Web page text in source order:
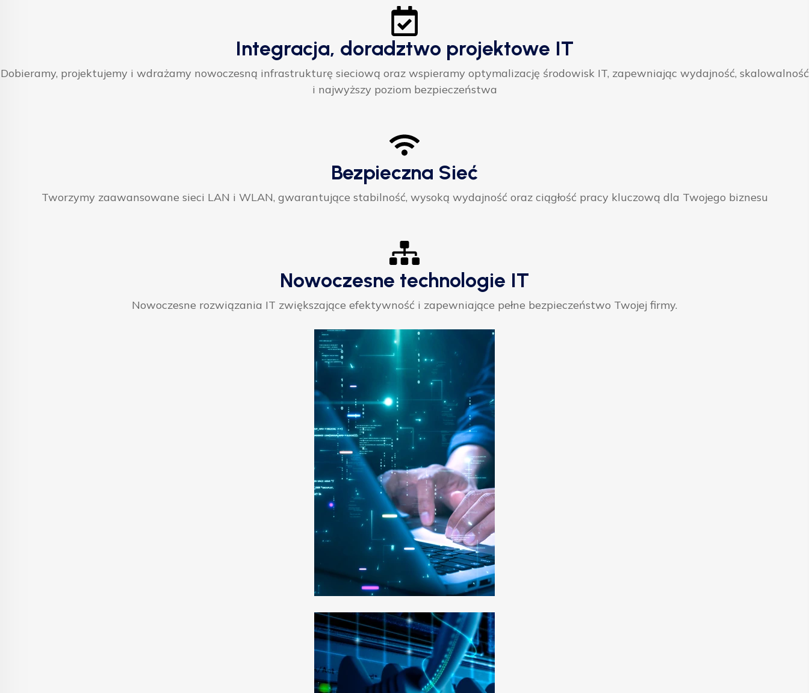
Integracja, doradztwo projektowe IT
Dobieramy, projektujemy i wdrażamy nowoczesną infrastrukturę sieciową oraz wspieramy optymalizację środowisk IT, zapewniając wydajność, skalowalność
i najwyższy poziom bezpieczeństwa
Bezpieczna Sieć
Tworzymy zaawansowane sieci LAN i WLAN, gwarantujące stabilność, wysoką wydajność oraz ciągłość pracy kluczową dla Twojego biznesu
Nowoczesne technologie IT
Nowoczesne rozwiązania IT zwiększające efektywność i zapewniające pełne bezpieczeństwo Twojej firmy.